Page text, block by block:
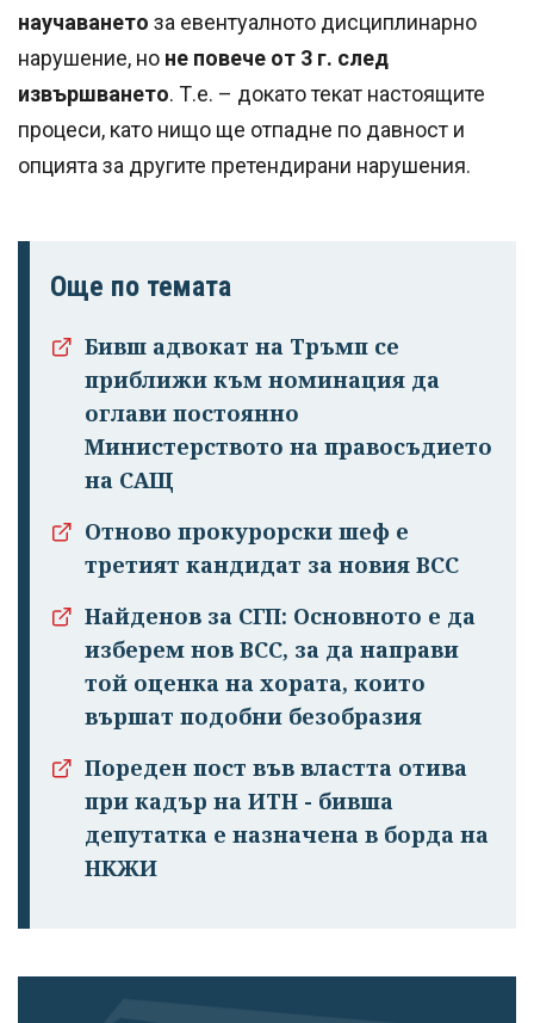
научаването за евентуалното дисциплинарно
нарушение, но не повече от 3 г. след
извършването. Т.е. – докато текат настоящите
процеси, като нищо ще отпадне по давност и
опцията за другите претендирани нарушения.
Още по темата
Бивш адвокат на Тръмп се
приближи към номинация да
оглави постоянно
Министерството на правосъдието
на САЩ
Отново прокурорски шеф е
третият кандидат за новия ВСС
Найденов за СГП: Основното е да
изберем нов ВСС, за да направи
той оценка на хората, които
вършат подобни безобразия
Пореден пост във властта отива
при кадър на ИТН - бивша
депутатка е назначена в борда на
НКЖИ